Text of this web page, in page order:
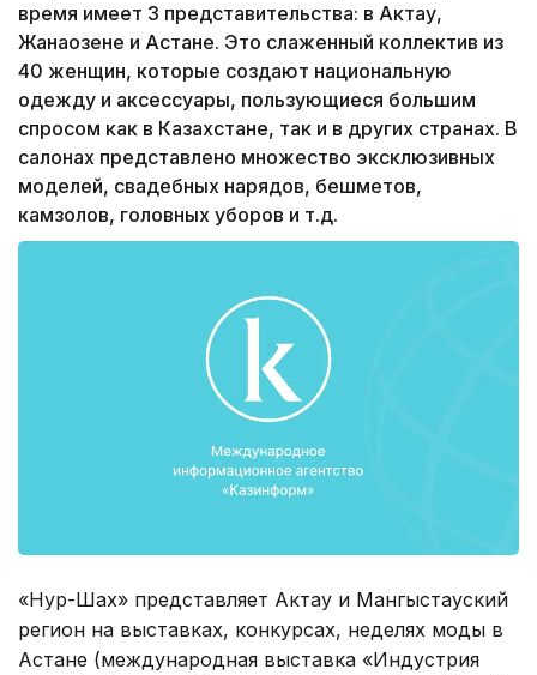
время имеет 3 представительства: в Актау,
Жанаозене и Астане. Это слаженный коллектив из
40 женщин, которые создают национальную
одежду и аксессуары, пользующиеся большим
спросом как в Казахстане, так и в других странах. В
салонах представлено множество эксклюзивных
моделей, свадебных нарядов, бешметов,
камзолов, головных уборов и т.д.
«Нур-Шах» представляет Актау и Мангыстауский
регион на выставках, конкурсах, неделях моды в
Астане (международная выставка «Индустрия